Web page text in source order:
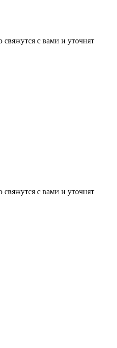
с вами и уточнят
с вами и уточнят